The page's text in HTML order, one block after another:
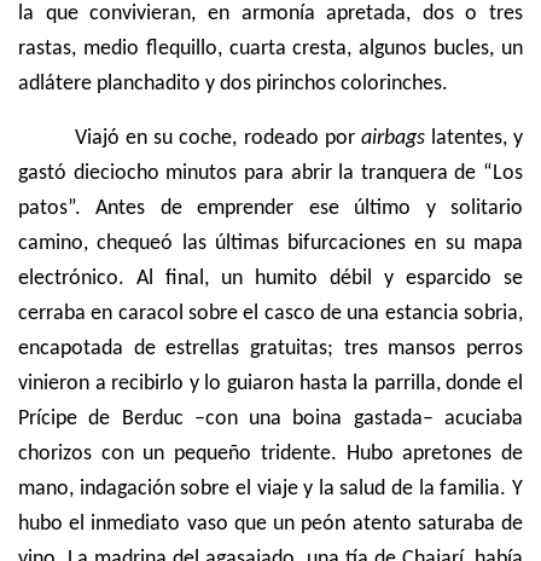
la que convivieran, en armonía apretada, dos o tres
rastas, medio flequillo, cuarta cresta, algunos bucles, un
adlátere planchadito y dos pirinchos colorinches.
Viajó en su coche, rodeado por airbagslatentes, y
gastó dieciocho minutos para abrir la tranquera de “Los
patos”. Antes de emprender ese último y solitario
camino, chequeó las últimas bifurcaciones en su mapa
electrónico. Al final, un humito débil y esparcido se
cerraba en caracol sobre el casco de una estancia sobria,
encapotada de estrellas gratuitas; tres mansos perros
vinieron a recibirlo y lo guiaron hasta la parrilla, donde el
Prícipe de Berduc –con una boina gastada– acuciaba
chorizos con un pequeño tridente. Hubo apretones de
mano, indagación sobre el viaje y la salud de la familia. Y
hubo el inmediato vaso que un peón atento saturaba de